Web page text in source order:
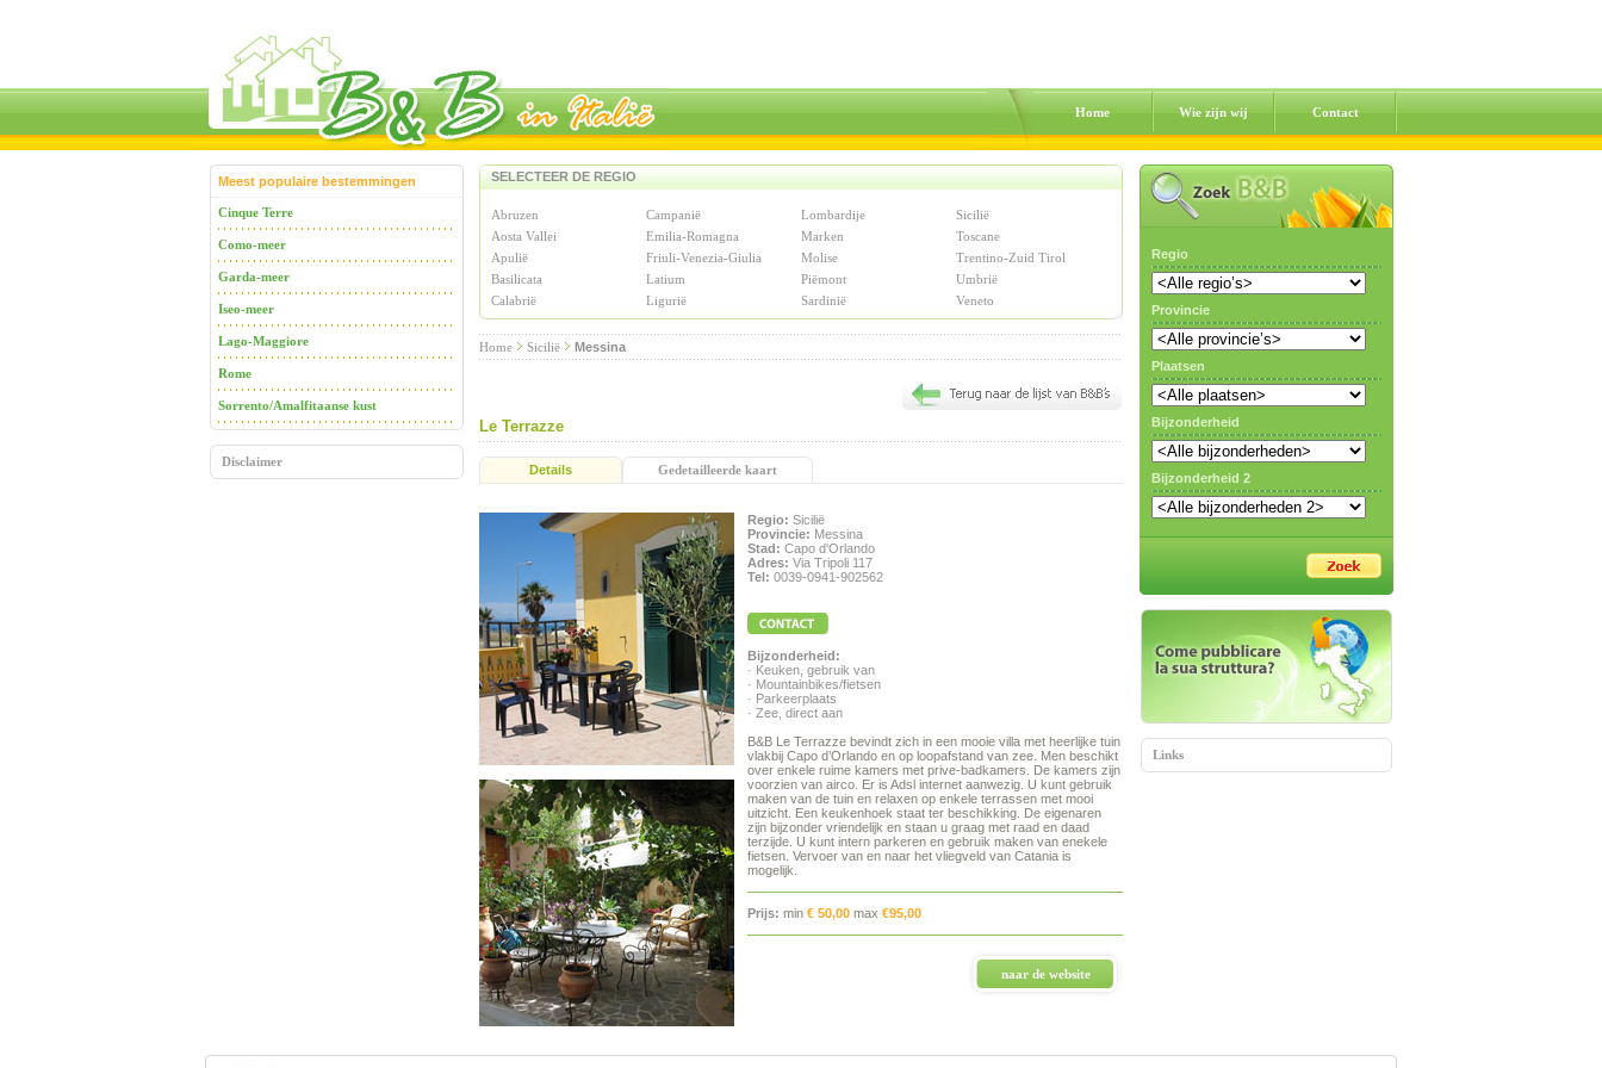
Home Wie zijn wij Contact
Meest populaire bestemmingen
Cinque Terre
Como-meer
Garda-meer
Iseo-meer
Lago-Maggiore
Rome
Sorrento/Amalfitaanse kust
Disclaimer
SELECTEER DE REGIO
Abruzen Campanië Lombardije
Sicilië
Aosta Vallei
Emilia-Romagna Marken
Toscane
Apulië
Friuli-Venezia-Giulia Molise
Trentino-Zuid Tirol
Basilicata
Latium Piëmont
Umbrië
Calabrië
Ligurië Sardinië Veneto
Home Sicilië Messina
Le Terrazze
Details Gedetailleerde kaart
Regio: Sicilië
Provincie: Messina
Stad: Capo d'Orlando
Adres: Via Tripoli 117
Tel: 0039-0941-902562
Bijzonderheid:
· Keuken, gebruik van
· Mountainbikes/fietsen
· Parkeerplaats
· Zee, direct aan
B&B Le Terrazze bevindt zich in een mooie villa met heerlijke tuin
vlakbij Capo d’Orlando en op loopafstand van zee. Men beschikt
over enkele ruime kamers met prive-badkamers. De kamers zijn
voorzien van airco. Er is Adsl internet aanwezig. U kunt gebruik
maken van de tuin en relaxen op enkele terrassen met mooi
uitzicht. Een keukenhoek staat ter beschikking. De eigenaren
zijn bijzonder vriendelijk en staan u graag met raad en daad
terzijde. U kunt intern parkeren en gebruik maken van enekele
fietsen. Vervoer van en naar het vliegveld van Catania is
mogelijk.
Prijs: min € 50,00 max €95,00
naar de website
Regio
Provincie
Plaatsen
Bijzonderheid
Bijzonderheid 2
Links